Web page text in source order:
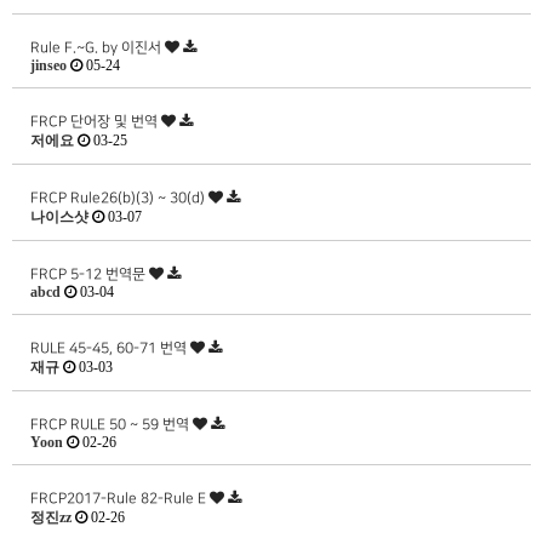
Rule F.~G. by 이진서
jinseo 05-24
FRCP 단어장 및 번역
저에요 03-25
FRCP Rule26(b)(3) ~ 30(d)
나이스샷 03-07
FRCP 5-12 번역문
abcd 03-04
RULE 45-45, 60-71 번역
재규 03-03
FRCP RULE 50 ~ 59 번역
Yoon 02-26
FRCP2017-Rule 82-Rule E
정진zz 02-26